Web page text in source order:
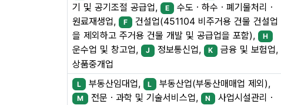
기 및 공기조절 공급업,
E 수도ㆍ하수ㆍ폐기물처리ㆍ
원료재생업,
F 건설업(451104 비주거용 건물 건설업
을 제외하고 주거용 건물 개발 및 공급업을 포함),
H
운수업 및 창고업, J 정보통신업, K
금융 및 보험업,
상품중개업
L 부동산임대업, L 부동산업(부동산매매업 제외),
M 전문ㆍ과학 및 기술서비스업, N
사업시설관리ㆍ